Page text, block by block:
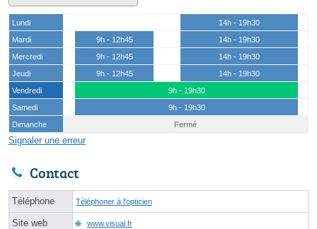
Lundi
14h - 19h30
Mardi
9h - 12h45
14h - 19h30
Mercredi
9h - 12h45
14h - 19h30
Jeudi
9h - 12h45
14h - 19h30
Vendredi
9h - 19h30
Samedi
9h - 19h30
Dimanche
Fermé
Signaler une erreur
Contact
Téléphone Téléphoner à l'opticien
Site web www.visual.fr